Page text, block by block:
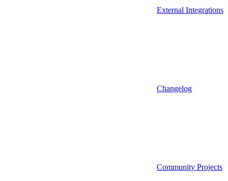
External Integrations
Changelog
Community Projects